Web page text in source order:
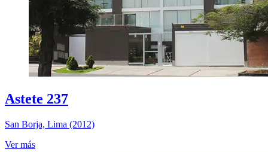
Astete 237
San Borja, Lima (2012)
Ver más